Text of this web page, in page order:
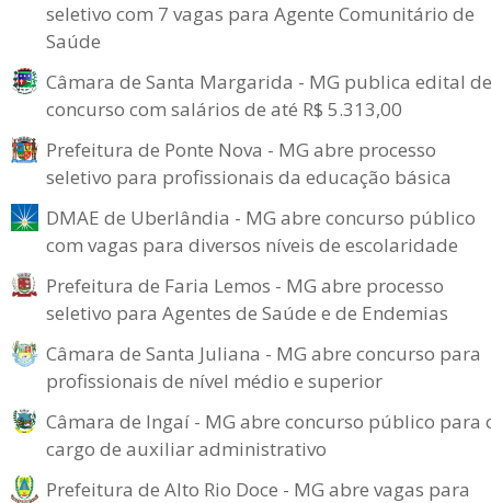
seletivo com 7 vagas para Agente Comunitário de
Saúde
Câmara de Santa Margarida - MG publica edital de
concurso com salários de até R$ 5.313,00
Prefeitura de Ponte Nova - MG abre processo
seletivo para profissionais da educação básica
DMAE de Uberlândia - MG abre concurso público
com vagas para diversos níveis de escolaridade
Prefeitura de Faria Lemos - MG abre processo
seletivo para Agentes de Saúde e de Endemias
Câmara de Santa Juliana - MG abre concurso para
profissionais de nível médio e superior
Câmara de Ingaí - MG abre concurso público para
cargo de auxiliar administrativo
Prefeitura de Alto Rio Doce - MG abre vagas para